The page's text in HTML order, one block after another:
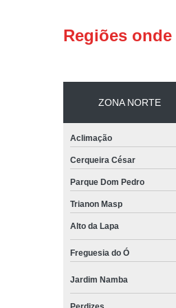
Regiões
ZONA NORTE
Aclimação
Cerqueira César
Parque Dom Pedro
Trianon Masp
Alto da Lapa
Freguesia do Ó
Jardim Namba